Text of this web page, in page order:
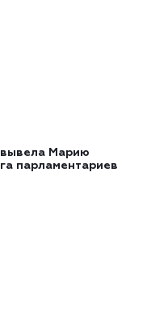
вывела Марию
парламентариев